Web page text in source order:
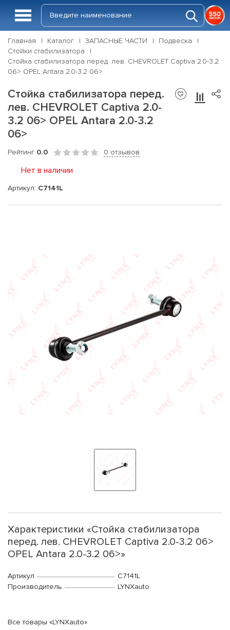
Главная Каталог ЗАПАСНЫЕ ЧАСТИ
Подвеска
Стойки стабилизатора
Стойка стабилизатора перед. лев. CHEVROLET Captiva 2.0-3.2
06> OPEL Antara 2.0-3.2 06>
Стойка стабилизатора перед.
лев. CHEVROLET Captiva 2.0-
3.2 06> OPEL Antara 2.0-3.2
06>
Рейтинг 0.0 0 отзывов
Нет в наличии
Артикул: C7141L
Характеристики «Стойка стабилизатора
перед. лев. CHEVROLET Captiva 2.0-3.2 06>
OPEL Antara 2.0-3.2 06>»
Артикул
C7141L
Производитель
LYNXauto
Все товары «LYNXauto»